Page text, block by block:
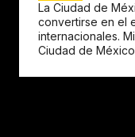
La Ciudad de
convertirse en el
internacionales.
Ciudad de